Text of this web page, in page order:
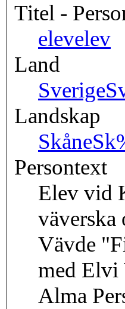
Titel -
elevelev
Land
Sverige
Landskap
Skåne
Persontext
Elev vid
väverska
Vävde
med Elvi
Alma